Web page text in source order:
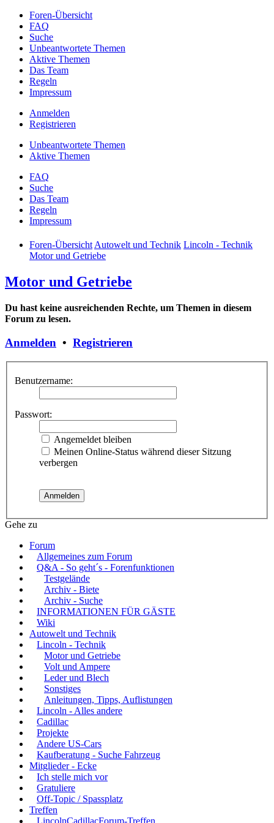
Foren-Übersicht
FAQ
Suche
Unbeantwortete Themen
Aktive Themen
Das Team
Regeln
Impressum
Anmelden
Registrieren
Unbeantwortete Themen
Aktive Themen
FAQ
Suche
Das Team
Regeln
Impressum
Foren-ÜbersichtAutowelt und Technik Lincoln - Technik
Motor und Getriebe
Motor und Getriebe
Du hast keine ausreichenden Rechte, um Themen in diesem
Forum zu lesen.
Anmelden • Registrieren
Benutzername:
Passwort:
Angemeldet bleiben
Meinen Online-Status während dieser Sitzung
verbergen
Gehe zu
Forum
Allgemeines zum Forum
Q&A - So geht´s - Forenfunktionen
Testgelände
Archiv - Biete
Archiv - Suche
INFORMATIONEN FÜR GÄSTE
Wiki
Autowelt und Technik
Lincoln - Technik
Motor und Getriebe
Volt und Ampere
Leder und Blech
Sonstiges
Anleitungen, Tipps, Auflistungen
Lincoln - Alles andere
Cadillac
Projekte
Andere US-Cars
Kaufberatung - Suche Fahrzeug
Mitglieder - Ecke
Ich stelle mich vor
Gratuliere
Off-Topic / Spassplatz
Treffen